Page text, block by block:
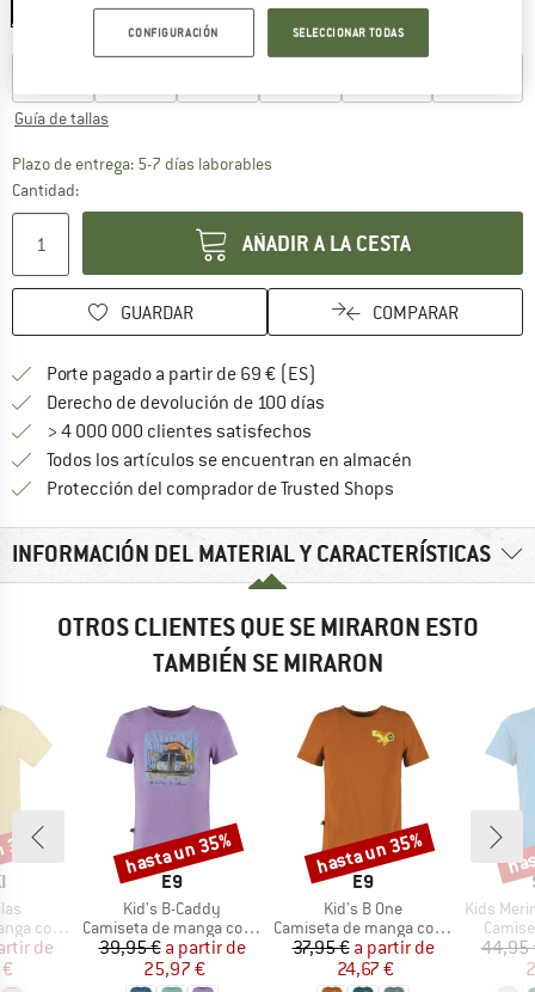
40% 40%
Guía de tallas
Plazo de entrega: 5-7 días laborablesEl enlace se abre en una ventana
Cantidad:
AÑADIR A LA CESTA
GUARDAR COMPARAR
Porte pagado a partir de 69 € (ES)
Derecho de devolución de 100 días
> 4 000 000 clientes satisfechos
Todos los artículos se encuentran en almacén
Protección del comprador de Trusted Shops
INFORMACIÓN DEL MATERIAL Y CARACTERÍSTICAS
OTROS CLIENTES QUE SE MIRARON ESTO
TAMBIÉN SE MIRARON
corta
reducido
de
MARCA
E9
Artículo
Kid's B-Caddy
Product group
Camiseta de manga corta
Precio
39,95 € Precio reducido
a partir de
25,97 €
Descuento
hasta un 35%
MARCA
E9
Artículo
Kid's B One
Product group
Camiseta de manga corta
Precio
37,95 € Precio reducido
a partir de
24,67 €
Descuento
hasta un 35%
Artículo
Kids Merino155
44,95
CONFIGURACIÓN SELECCIONAR TODAS